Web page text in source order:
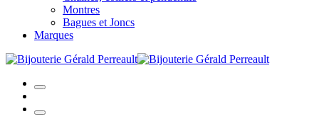
Montres
Bagues et Joncs
Marques